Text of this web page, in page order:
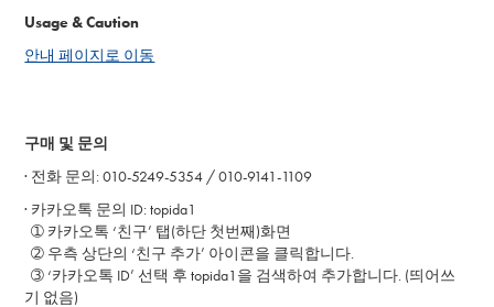
Usage & Caution
안내 페이지로 이동
구매 및 문의
· 전화 문의: 010-5249-5354 / 010-9141-1109
· 카카오톡 문의 ID: topida1
➀ 카카오톡 ‘친구’ 탭(하단 첫번째)화면
➁ 우측 상단의 ‘친구 추가’ 아이콘을 클릭합니다.
➂ ‘카카오톡 ID’ 선택 후 topida1을 검색하여 추가합니다. (띄어쓰
기 없음)